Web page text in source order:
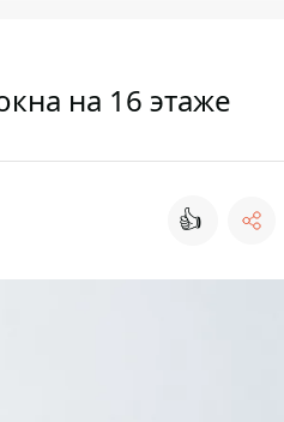
на 16 этаже
👍